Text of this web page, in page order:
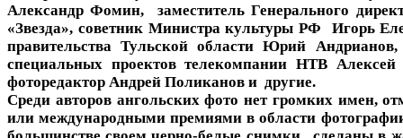
Александр Фомин, заместитель Генерального
«Звезда», советник Министра культуры РФ Игорь
правительства Тульской области Юрий
специальных проектов телекомпании НТВ
фоторедактор Андрей Поликанов и другие.
Среди авторов ангольских фото нет громких имен,
или международными премиями в области